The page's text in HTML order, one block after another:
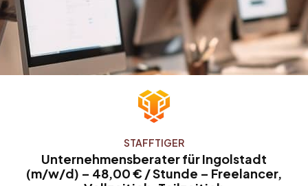
STAFFTIGER
Unternehmensberater für Ingolstadt
(m/w/d) – 48,00 € / Stunde – Freelancer,